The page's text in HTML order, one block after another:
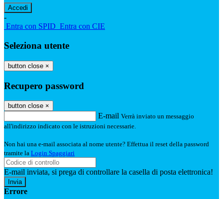
-
Entra con SPID Entra con CIE
Seleziona utente
button close ×
Recupero password
button close ×
E-mail Verrà inviato un messaggio
all'indirizzo indicato con le istruzioni necessarie.
Non hai una e-mail associata al nome utente? Effettua il reset della password
tramite la Login Spaggiari
E-mail inviata, si prega di controllare la casella di posta elettronica!
Errore